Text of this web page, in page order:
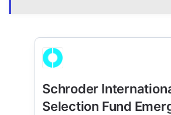
Schroder
Selection Fund